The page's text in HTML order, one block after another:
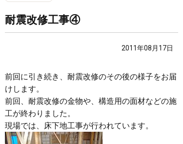
耐震改修工事④
2011年08月17日
前回に引き続き、耐震改修のその後の様子をお届
けします。
前回、耐震改修の金物や、構造用の面材などの施
工が終わりました。
現場では、床下地工事が行われています。